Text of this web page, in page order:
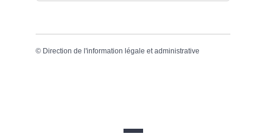
© Direction de l'information légale et administrative